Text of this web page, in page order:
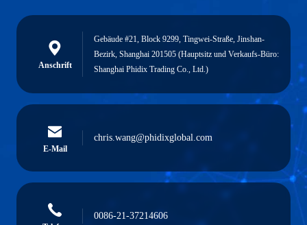
Anschrift
Gebäude #21, Block 9299, Tingwei-Straße, Jinshan-
Bezirk, Shanghai 201505 (Hauptsitz und Verkaufs-Büro:
Shanghai Phidix Trading Co., Ltd.)
E-Mail
chris.wang@phidixglobal.com
0086-21-37214606